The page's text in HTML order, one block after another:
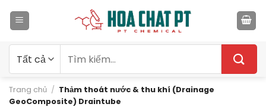
qua
kiếm:
Trang chủ / Thảm thoát nước & thu khí (Drainage
GeoComposite) Draintube